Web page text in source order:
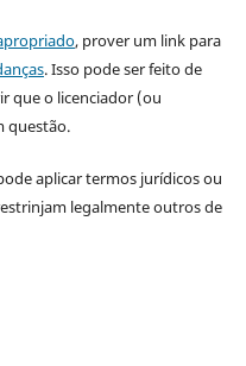
, prover um link para
. Isso pode ser feito de
que o licenciador (ou
questão.
aplicar termos jurídicos ou
legalmente outros de